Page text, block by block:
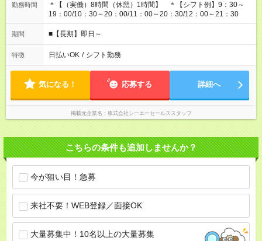
勤務時間
＊【（実働）8時間（休憩）1時間】 ＊【シフト例】9：30～
19：00/10：30～20：00/11：00～20：30/12：00～21：30
期間 ■【長期】即日～
特徴 日払いOK / シフト勤務
気になる！ 応募する 詳細へ
掲載元企業名 株式会社シーエーセールススタッフ
こちらの条件も追加しませんか？
今が狙い目！急募
来社不要！WEB登録／面接OK
大量募集中！10名以上の大量募集